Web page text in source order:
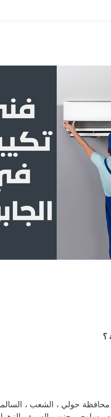
؟
حولي ، الشعب ، السالمية